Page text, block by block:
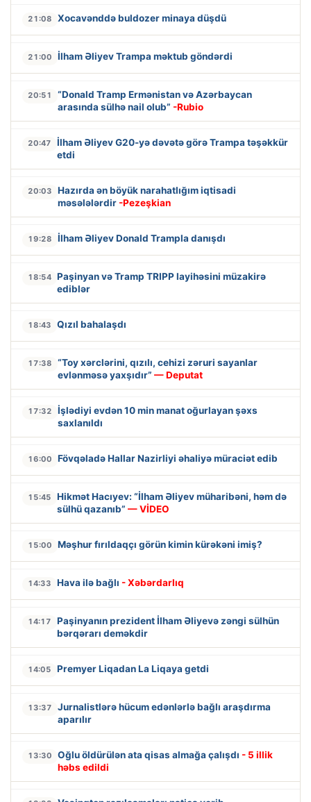
21:08 Xocavənddə buldozer minaya düşdü
21:00 İlham Əliyev Trampa məktub göndərdi
20:51
“Donald Tramp Ermənistan və Azərbaycan
arasında sülhə nail olub” -Rubio
20:47
İlham Əliyev G20-yə dəvətə görə Trampa təşəkkür
etdi
20:03
Hazırda ən böyük narahatlığım iqtisadi
məsələlərdir -Pezeşkian
19:28 İlham Əliyev Donald Trampla danışdı
18:54 Paşinyan və Tramp TRIPP layihəsini müzakirə
ediblər
18:43 Qızıl bahalaşdı
17:38
“Toy xərclərini, qızılı, cehizi zəruri sayanlar
evlənməsə yaxşıdır” — Deputat
17:32
İşlədiyi evdən 10 min manat oğurlayan şəxs
saxlanıldı
16:00 Fövqəladə Hallar Nazirliyi əhaliyə müraciət edib
15:45
Hikmət Hacıyev: “İlham Əliyev müharibəni, həm də
sülhü qazanıb” — VİDEO
15:00 Məşhur fırıldaqçı görün kimin kürəkəni imiş?
14:33 Hava ilə bağlı - Xəbərdarlıq
14:17
Paşinyanın prezident İlham Əliyevə zəngi sülhün
bərqərarı deməkdir
14:05 Premyer Liqadan La Liqaya getdi
13:37
Jurnalistlərə hücum edənlərlə bağlı araşdırma
aparılır
13:30 Oğlu öldürülən ata qisas almağa çalışdı - 5 illik
həbs edildi